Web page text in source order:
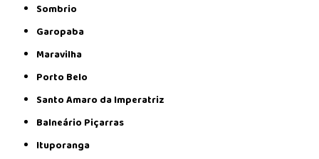
Sombrio
Garopaba
Maravilha
Porto Belo
Santo Amaro da Imperatriz
Balneário Piçarras
Ituporanga